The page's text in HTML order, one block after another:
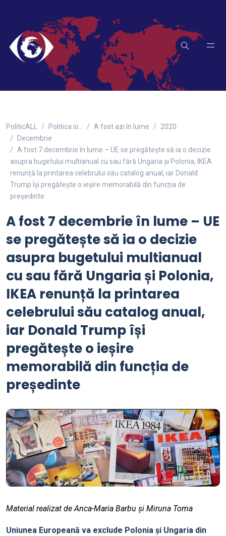
PoliticALL Politica si… A fost azi în lume
2020
Decembrie
A fost 7 decembrie în lume – UE se pregătește să ia o decizie
asupra bugetului multianual cu sau fără Ungaria și Polonia, IKEA
renunță la printarea celebrului său catalog anual, iar Donald
Trump își pregătește o ieșire memorabilă din funcția de
președinte
A fost 7 decembrie în lume – UE
se pregătește să ia o decizie
asupra bugetului multianual
cu sau fără Ungaria și Polonia,
IKEA renunță la printarea
celebrului său catalog anual,
iar Donald Trump își
pregătește o ieșire
memorabilă din funcția de
președinte
Material realizat de Anca-Maria Barbu și Miruna Toma
Uniunea Europeană va exclude Polonia și Ungaria din